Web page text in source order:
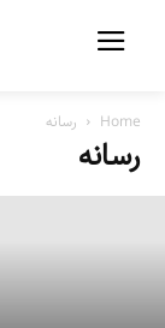
Home رسانه
رسانه
از کشتار
روایت یک